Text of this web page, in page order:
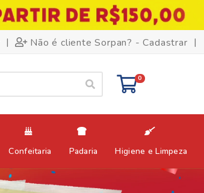
| Não é cliente Sorpan? - Cadastrar |
0
Confeitaria Padaria Higiene e Limpeza